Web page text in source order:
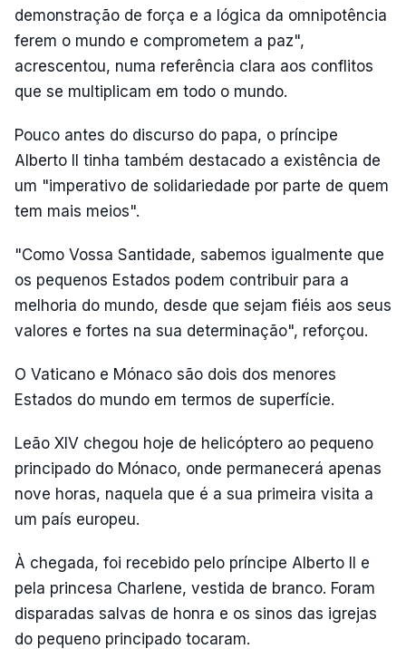
demonstração de força e a lógica da omnipotência
ferem o mundo e comprometem a paz",
acrescentou, numa referência clara aos conflitos
que se multiplicam em todo o mundo.
Pouco antes do discurso do papa, o príncipe
Alberto II tinha também destacado a existência de
um "imperativo de solidariedade por parte de quem
tem mais meios".
"Como Vossa Santidade, sabemos igualmente que
os pequenos Estados podem contribuir para a
melhoria do mundo, desde que sejam fiéis aos seus
valores e fortes na sua determinação", reforçou.
O Vaticano e Mónaco são dois dos menores
Estados do mundo em termos de superfície.
Leão XIV chegou hoje de helicóptero ao pequeno
principado do Mónaco, onde permanecerá apenas
nove horas, naquela que é a sua primeira visita a
um país europeu.
À chegada, foi recebido pelo príncipe Alberto II e
pela princesa Charlene, vestida de branco. Foram
disparadas salvas de honra e os sinos das igrejas
do pequeno principado tocaram.